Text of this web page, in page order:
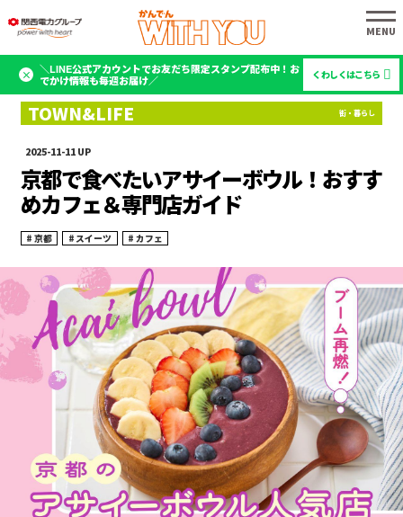
＼LINE公式アカウントでお友だち限定スタンプ配布中！お
でかけ情報も毎週お届け／
くわしくはこちら
2025-11-11
京都で食べたいアサイーボウル！おすす
めカフェ＆専門店ガイド
京都 スイーツ カフェ